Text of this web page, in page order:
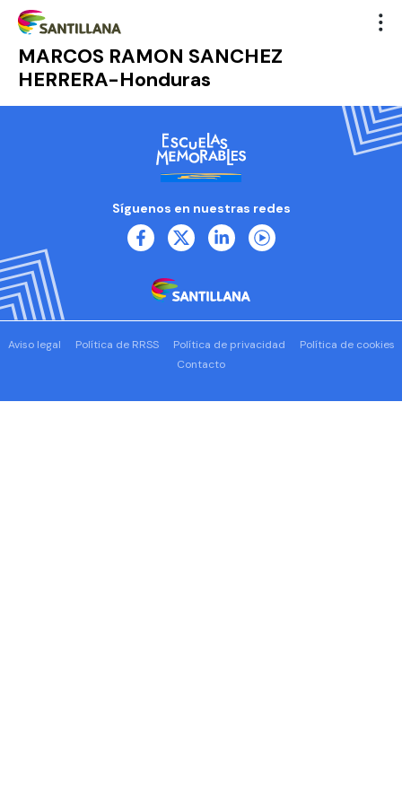
MARCOS RAMON SANCHEZ
HERRERA-Honduras
Síguenos en nuestras redes
Aviso legal Política de RRSS Política de privacidad
Política de cookies
Contacto